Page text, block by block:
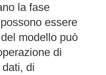
la fase
essere
modello può
di
di